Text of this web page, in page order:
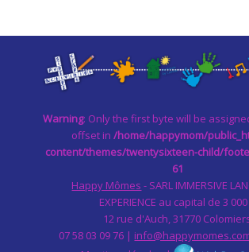
Warning: Only the first byte will be
offset in/home/happymom/
content/themes/twentysixteen-child/
61
Happy Mômes - SARL IMMERSIVE
EXPERIENCE au capital de 3
12 rue d'Auch, 31770
07 58 03 09 76 |